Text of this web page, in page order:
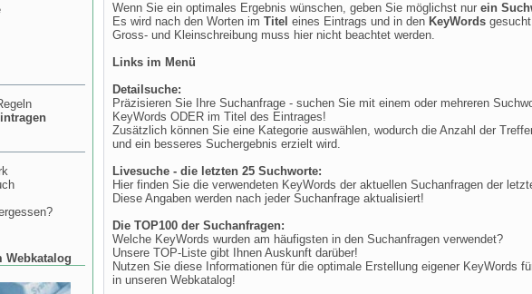
Webkatalog
Wenn Sie ein optimales Ergebnis wünschen, geben Sie möglichst nur ein
Es wird nach den Worten im Titel eines Eintrags und in den KeyWords
Gross- und Kleinschreibung muss hier nicht beachtet werden.
Links im Menü
Detailsuche:
Präzisieren Sie Ihre Suchanfrage - suchen Sie mit einem oder mehreren
KeyWords ODER im Titel des Eintrages!
Zusätzlich können Sie eine Kategorie auswählen, wodurch die Anzahl der
und ein besseres Suchergebnis erzielt wird.
Livesuche - die letzten 25 Suchworte:
Hier finden Sie die verwendeten KeyWords der aktuellen Suchanfragen der
Diese Angaben werden nach jeder Suchanfrage aktualisiert!
Die TOP100 der Suchanfragen:
Welche KeyWords wurden am häufigsten in den Suchanfragen verwendet?
Unsere TOP-Liste gibt Ihnen Auskunft darüber!
Nutzen Sie diese Informationen für die optimale Erstellung eigener KeyWords
in unseren Webkatalog!